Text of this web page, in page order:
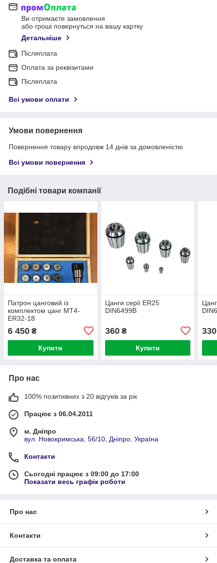
Ви отримаєте замовлення
або гроші повернуться на вашу картку
Детальніше
Післяплата
Оплата за реквізитами
Післяплата
Всі умови оплати
Умови повернення
Повернення товару впродовж 14 днів за домовленістю
Всі умови повернення
Подібні товари компанії
Патрон цанговий із
комплектом цанг MT4-
ER32-18
6 450 ₴
Купити
Цанги серії ER25
DIN6499B
360₴
Купити
330
Про нас
100% позитивних з 20 відгуків за рік
Працює з 06.04.2011
м. Дніпро
вул. Новокримська, 56/10, Дніпро, Україна
Контакти
Сьогодні працює з 09:00 до 17:00
Показати весь графік роботи
Про нас
Контакти
Доставка та оплата